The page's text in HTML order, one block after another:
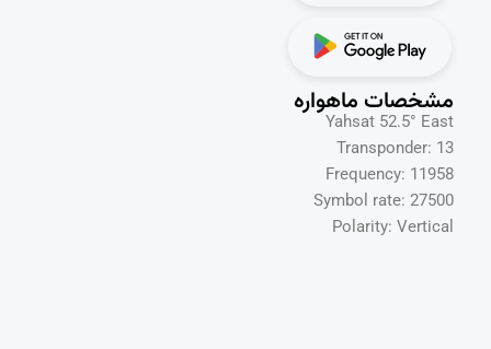
مشخصات ماهواره
Yahsat 52.5° East
Transponder: 13
Frequency: 11958
Symbol rate: 27500
Polarity: Vertical